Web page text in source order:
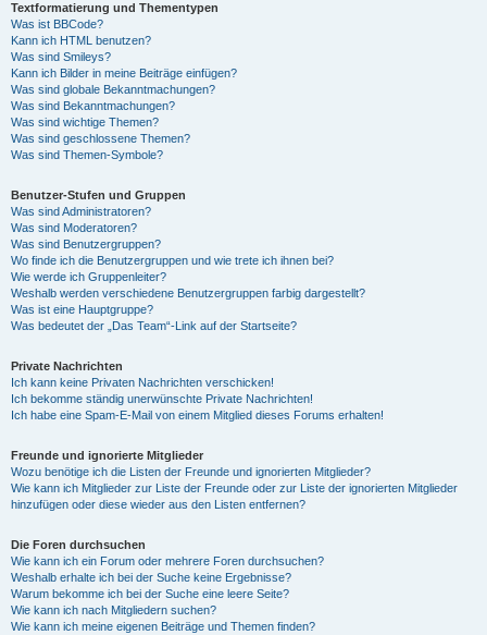
Textformatierung und Thementypen
Was ist BBCode?
Kann ich HTML benutzen?
Was sind Smileys?
Kann ich Bilder in meine Beiträge einfügen?
Was sind globale Bekanntmachungen?
Was sind Bekanntmachungen?
Was sind wichtige Themen?
Was sind geschlossene Themen?
Was sind Themen-Symbole?
Benutzer-Stufen und Gruppen
Was sind Administratoren?
Was sind Moderatoren?
Was sind Benutzergruppen?
Wo finde ich die Benutzergruppen und wie trete ich ihnen bei?
Wie werde ich Gruppenleiter?
Weshalb werden verschiedene Benutzergruppen farbig dargestellt?
Was ist eine Hauptgruppe?
Was bedeutet der „Das Team“-Link auf der Startseite?
Private Nachrichten
Ich kann keine Privaten Nachrichten verschicken!
Ich bekomme ständig unerwünschte Private Nachrichten!
Ich habe eine Spam-E-Mail von einem Mitglied dieses Forums erhalten!
Freunde und ignorierte Mitglieder
Wozu benötige ich die Listen der Freunde und ignorierten Mitglieder?
Wie kann ich Mitglieder zur Liste der Freunde oder zur Liste der ignorierten Mitglieder
hinzufügen oder diese wieder aus den Listen entfernen?
Die Foren durchsuchen
Wie kann ich ein Forum oder mehrere Foren durchsuchen?
Weshalb erhalte ich bei der Suche keine Ergebnisse?
Warum bekomme ich bei der Suche eine leere Seite?
Wie kann ich nach Mitgliedern suchen?
Wie kann ich meine eigenen Beiträge und Themen finden?